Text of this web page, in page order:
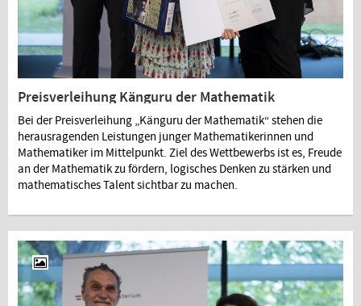
Preisverleihung Känguru der Mathematik
Bei der Preisverleihung „Känguru der Mathematik“ stehen die
herausragenden Leistungen junger Mathematikerinnen und
Mathematiker im Mittelpunkt. Ziel des Wettbewerbs ist es, Freude
an der Mathematik zu fördern, logisches Denken zu stärken und
mathematisches Talent sichtbar zu machen.